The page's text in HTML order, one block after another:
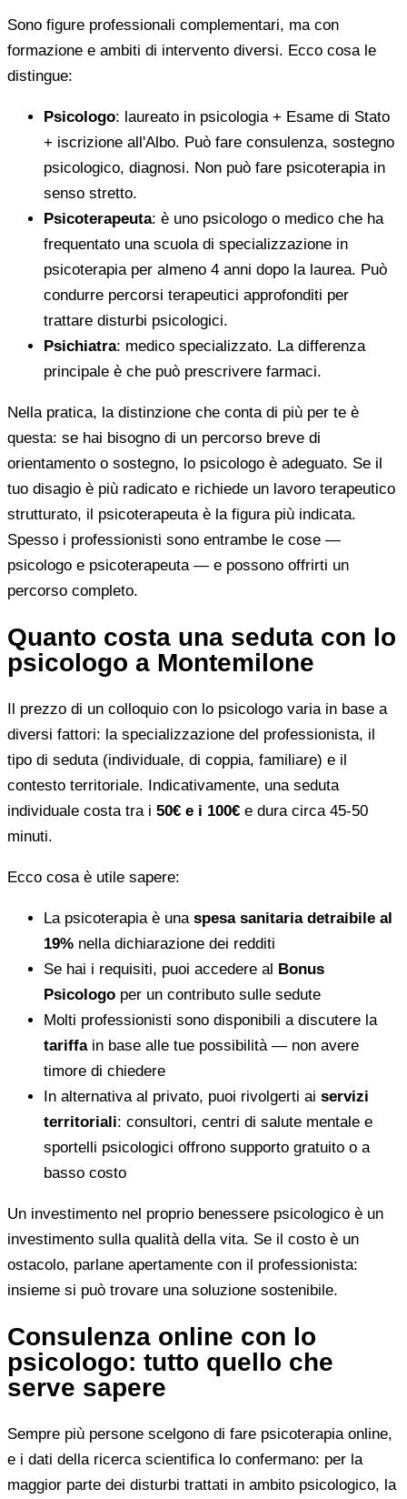
Sono figure professionali complementari, ma con
formazione e ambiti di intervento diversi. Ecco cosa le
distingue:
Psicologo: laureato in psicologia + Esame di Stato
+ iscrizione all'Albo. Può fare consulenza, sostegno
psicologico, diagnosi. Non può fare psicoterapia in
senso stretto.
Psicoterapeuta: è uno psicologo o medico che ha
frequentato una scuola di specializzazione in
psicoterapia per almeno 4 anni dopo la laurea. Può
condurre percorsi terapeutici approfonditi per
trattare disturbi psicologici.
Psichiatra: medico specializzato. La differenza
principale è che può prescrivere farmaci.
Nella pratica, la distinzione che conta di più per te è
questa: se hai bisogno di un percorso breve di
orientamento o sostegno, lo psicologo è adeguato. Se il
tuo disagio è più radicato e richiede un lavoro terapeutico
strutturato, il psicoterapeuta è la figura più indicata.
Spesso i professionisti sono entrambe le cose —
psicologo e psicoterapeuta — e possono offrirti un
percorso completo.
Quanto costa una seduta con lo
psicologo a Montemilone
Il prezzo di un colloquio con lo psicologo varia in base a
diversi fattori: la specializzazione del professionista, il
tipo di seduta (individuale, di coppia, familiare) e il
contesto territoriale. Indicativamente, una seduta
individuale costa tra i 50€ e i 100€ e dura circa 45-50
minuti.
Ecco cosa è utile sapere:
La psicoterapia è una spesa sanitaria detraibile al
19% nella dichiarazione dei redditi
Se hai i requisiti, puoi accedere al Bonus
Psicologo per un contributo sulle sedute
Molti professionisti sono disponibili a discutere la
tariffain base alle tue possibilità — non avere
timore di chiedere
In alternativa al privato, puoi rivolgerti ai servizi
territoriali: consultori, centri di salute mentale e
sportelli psicologici offrono supporto gratuito o a
basso costo
Un investimento nel proprio benessere psicologico è un
investimento sulla qualità della vita. Se il costo è un
ostacolo, parlane apertamente con il professionista:
insieme si può trovare una soluzione sostenibile.
Consulenza online con lo
psicologo: tutto quello che
serve sapere
Sempre più persone scelgono di fare psicoterapia online,
e i dati della ricerca scientifica lo confermano: per la
maggior parte dei disturbi trattati in ambito psicologico, la